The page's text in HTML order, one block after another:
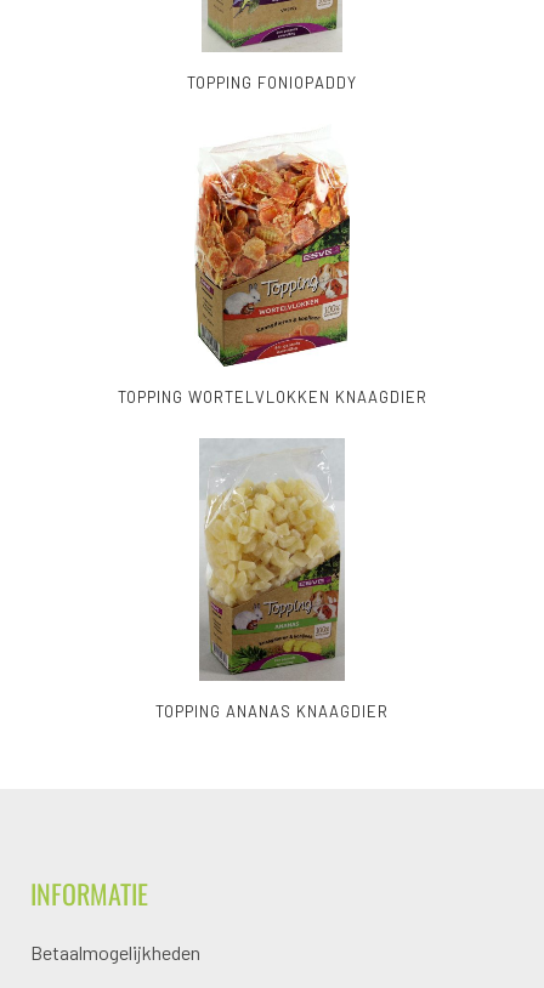
TOPPING FONIOPADDY
TOPPING WORTELVLOKKEN KNAAGDIER
TOPPING ANANAS KNAAGDIER
INFORMATIE
Betaalmogelijkheden